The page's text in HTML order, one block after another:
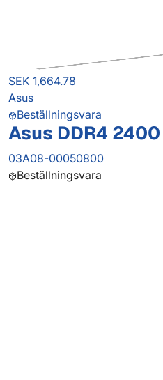
SEK 1,664.78
Asus
Beställningsvara
Asus DDR4
03A08-00050800
Beställningsvara